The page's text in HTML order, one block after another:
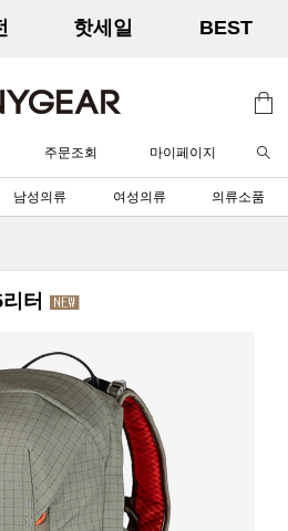
핫세일 BEST
주문조회 마이페이지
남성의류 여성의류 의류소품
터